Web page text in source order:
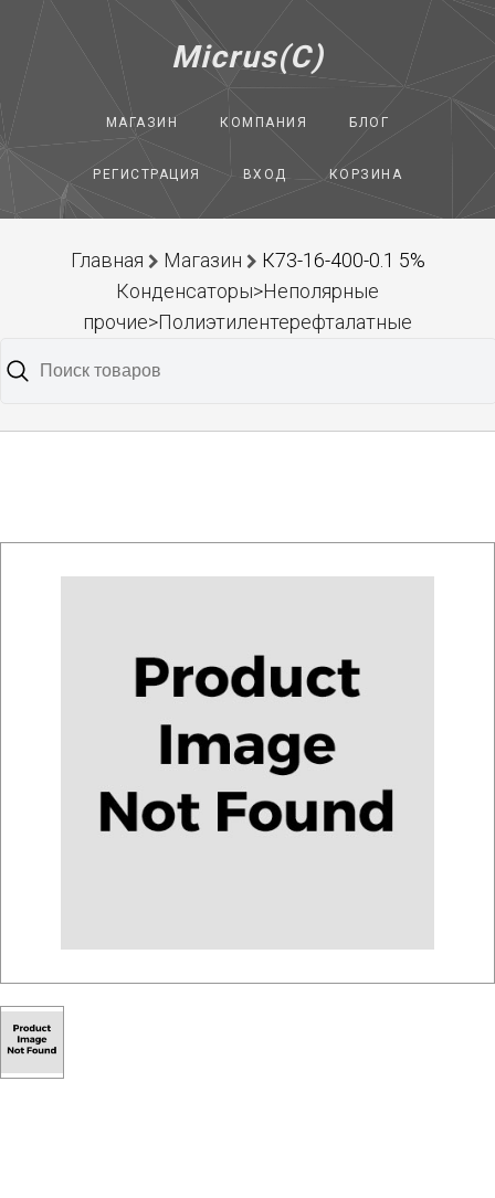
Micrus(C)
МАГАЗИН КОМПАНИЯ БЛОГ
РЕГИСТРАЦИЯ ВХОД КОРЗИНА
Главная Магазин
К73-16-400-0.1 5%
Конденсаторы>Неполярные
прочие>Полиэтилентерефталатные